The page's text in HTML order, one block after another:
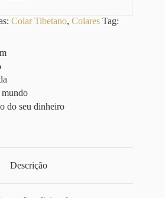
Colar Tibetano, Colares Tag:
do seu dinheiro
Descrição